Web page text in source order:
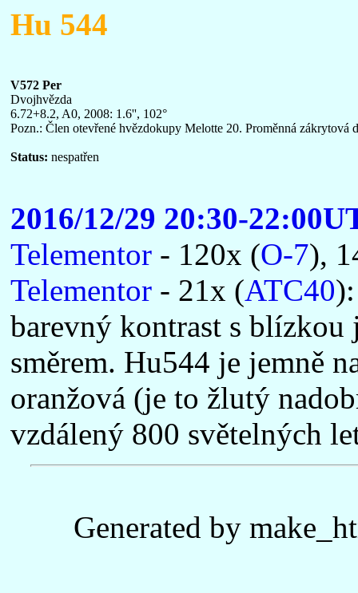
Hu 544
V572 Per
Dvojhvězda
6.72+8.2, A0, 2008: 1.6'', 102°
Pozn.: Člen otevřené hvězdokupy Melotte 20. Proměnná zákrytová
Status: nespatřen
2016/12/29 20:30-
Telementor - 120x (O-7),
Telementor - 21x (ATC40
barevný kontrast s blízkou
směrem. Hu544 je jemně
oranžová (je to žlutý
vzdálený 800 světelných
Generated by